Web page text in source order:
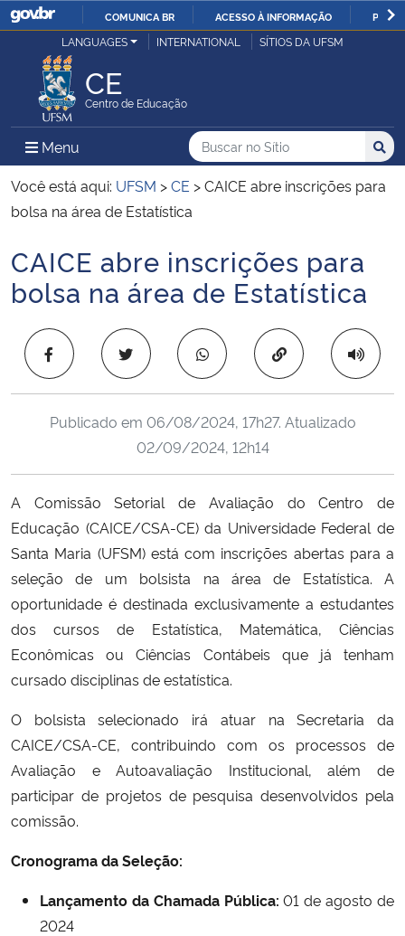
IR
COMUNICA BR ACESSO À INFORMAÇÃO
Ministério da Justiça e Segurança Pública
Ministério da Defesa
Ministério das Relações Exteriores
Ministério da Infraestrutura
Ministério da Educação
Ministério da Cidadania
Ministério da Ciência, Tecnologia, Inovações e Comunicações
Ministério do Meio Ambiente
Ministério do Turismo
Controladoria-Geral da União
Ministério da Mulher, da Família e dos Direitos Humanos
Secretaria de Governo
LANGUAGES INTERNATIONAL SÍTIOS DA UFSM
CE
Centro de Educação
Menu Menu Principal do Sítio
Busca
Buscar no no Sítio
Busca:
Você está aqui: UFSM >CE >CAICE abre inscrições para
bolsa na área de Estatística
Início do conteúdo
CAICE abre inscrições para
bolsa na área de Estatística
Copiar para área
Publicado em 06/08/2024, 17h27. Atualizado
02/09/2024, 12h14
A Comissão Setorial de Avaliação do Centro de
Educação (CAICE/CSA-CE) da Universidade Federal de
Santa Maria (UFSM) está com inscrições abertas para a
seleção de um bolsista na área de Estatística. A
oportunidade é destinada exclusivamente a estudantes
dos cursos de Estatística, Matemática, Ciências
Econômicas ou Ciências Contábeis que já tenham
cursado disciplinas de estatística.
O bolsista selecionado irá atuar na Secretaria da
CAICE/CSA-CE, contribuindo com os processos de
Avaliação e Autoavaliação Institucional, além de
participar de projetos de pesquisa desenvolvidos pela
comissão.
Cronograma da Seleção:
Lançamento da Chamada Pública: 01 de agosto de
2024